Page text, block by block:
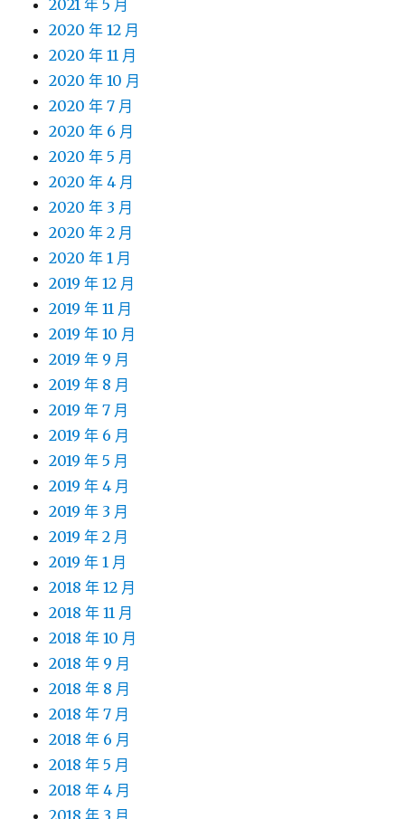
2021 年 5 月
2020 年 12 月
2020 年 11 月
2020 年 10 月
2020 年 7 月
2020 年 6 月
2020 年 5 月
2020 年 4 月
2020 年 3 月
2020 年 2 月
2020 年 1 月
2019 年 12 月
2019 年 11 月
2019 年 10 月
2019 年 9 月
2019 年 8 月
2019 年 7 月
2019 年 6 月
2019 年 5 月
2019 年 4 月
2019 年 3 月
2019 年 2 月
2019 年 1 月
2018 年 12 月
2018 年 11 月
2018 年 10 月
2018 年 9 月
2018 年 8 月
2018 年 7 月
2018 年 6 月
2018 年 5 月
2018 年 4 月
2018 年 3 月